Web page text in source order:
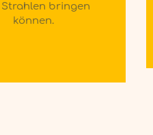
Strahlen bringen
können.